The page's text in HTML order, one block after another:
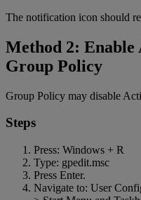
The notification icon should
Method 2: Enable
Group Policy
Group Policy may disable
Steps
Press: Windows + R
Type: gpedit.msc
Press Enter.
Navigate to: User